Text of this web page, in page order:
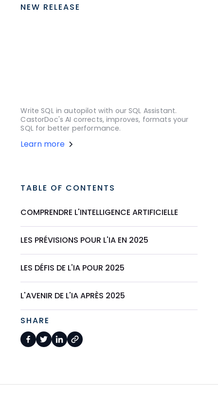
NEW RELEASE
Write SQL in autopilot with our SQL Assistant.
CastorDoc's AI corrects, improves, formats your
SQL for better performance.
Learn more
TABLE OF CONTENTS
COMPRENDRE L'INTELLIGENCE ARTIFICIELLE
LES PRÉVISIONS POUR L'IA EN 2025
LES DÉFIS DE L'IA POUR 2025
L'AVENIR DE L'IA APRÈS 2025
SHARE